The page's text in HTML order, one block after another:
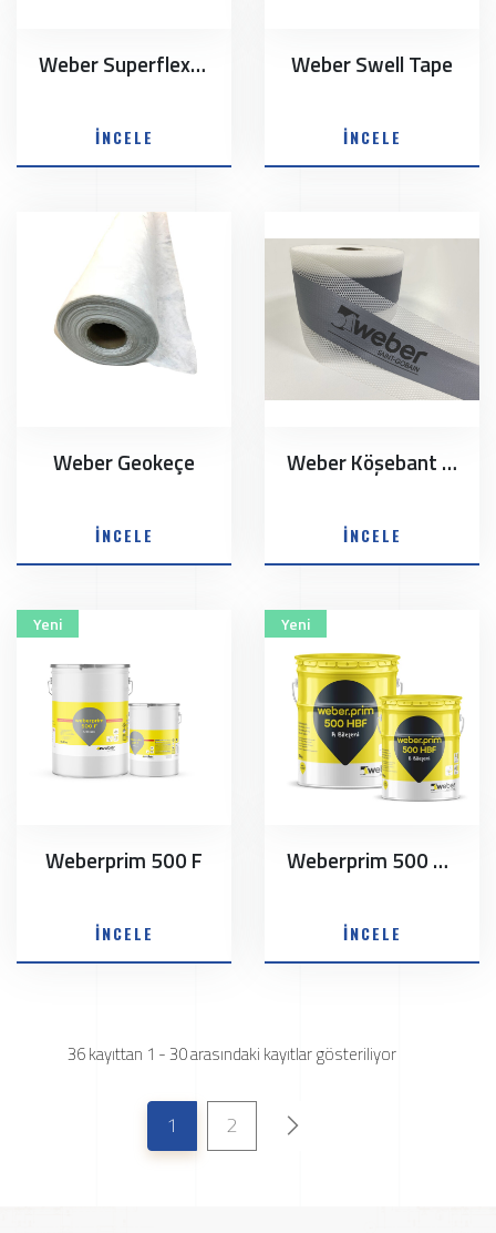
Weber Superflex A 200/A 300
İNCELE
Weber Swell Tape
İNCELE
Weber Geokeçe
İNCELE
Weber Köşebant 100/120
İNCELE
Yeni
Weberprim 500 F
İNCELE
Yeni
Weberprim 500 HBF
İNCELE
36 kayıttan 1 - 30 arasındaki kayıtlar gösteriliyor
1 2